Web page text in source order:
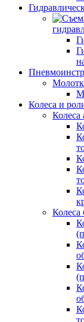
Колеса и
Колеса
Колеса